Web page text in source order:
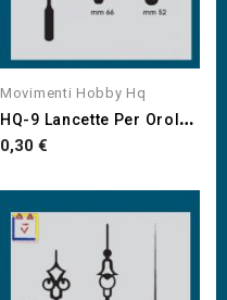
Movimenti Hobby Hq
H
Q-9 Lancette Per Orologi...
Prezzo
0,30 €